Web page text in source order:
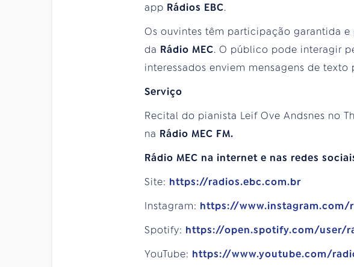
app Rádios EBC.
Os ouvintes têm participação garantida
da Rádio MEC. O público pode interagir
interessados enviem mensagens de texto
Serviço
Recital do pianista Leif Ove Andsnes no
na Rádio MEC FM.
Rádio MEC na internet e nas redes
Site: https://radios.ebc.com.br
Instagram: https://www.instagram.com/
Spotify: https://open.spotify.com/user/
YouTube: https://www.youtube.com/